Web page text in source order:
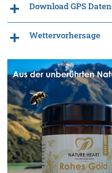
Download GPS Daten
Wettervorhersage